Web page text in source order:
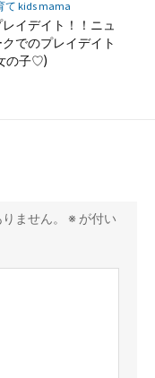
て kids mama
イデイト！！ニュ
でのプレイデイト
の子♡)
ません。 ※ が付い